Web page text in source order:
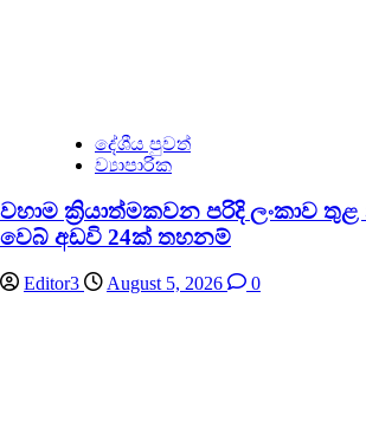
දේශීය පුවත්
ව්‍යාපාරික
වහාම ක්‍රියාත්මකවන පරිදි ලංකාව
වෙබ් අඩවි 24ක් තහනම්
Editor3 August 5, 2026 0